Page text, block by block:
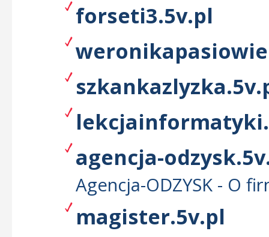
forseti3.5v.pl
agencja-
Agencja-ODZYSK - O
magister.5v.pl